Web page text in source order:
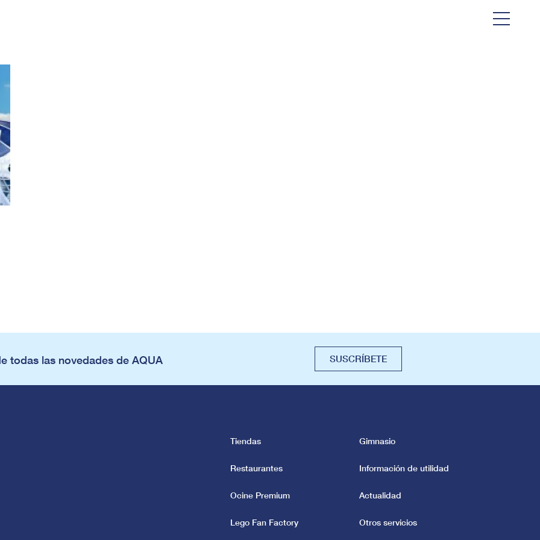
todas las novedades de AQUA SUSCRÍBETE
Tiendas
Restaurantes
Ocine Premium
Lego Fan Factory
Gimnasio
Información de utilidad
Actualidad
Otros servicios